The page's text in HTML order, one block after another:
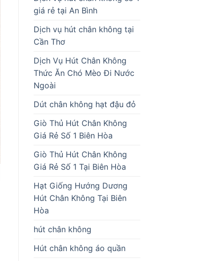
giá rẻ tại An Bình
Dịch vụ hút chân không tại
Cần Thơ
Dịch Vụ Hút Chân Không
Thức Ăn Chó Mèo Đi Nước
Ngoài
Dút chân không hạt đậu đỏ
Giò Thủ Hút Chân Không
Giá Rẻ Số 1 Biên Hòa
Giò Thủ Hút Chân Không
Giá Rẻ Số 1 Tại Biên Hòa
Hạt Giống Hướng Dương
Hút Chân Không Tại Biên
Hòa
hút chân không
Hút chân không áo quần